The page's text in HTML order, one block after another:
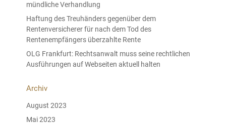
mündliche Verhandlung
Haftung des Treuhänders gegenüber dem
Rentenversicherer für nach dem Tod des
Rentenempfängers überzahlte Rente
OLG Frankfurt: Rechtsanwalt muss seine rechtlichen
Ausführungen auf Webseiten aktuell halten
Archiv
August 2023
Mai 2023